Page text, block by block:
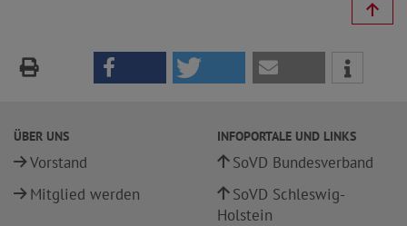
ÜBER UNS
Vorstand
Mitglied werden
INFOPORTALE UND LINKS
SoVD Bundesverband
SoVD Schleswig-
Holstein